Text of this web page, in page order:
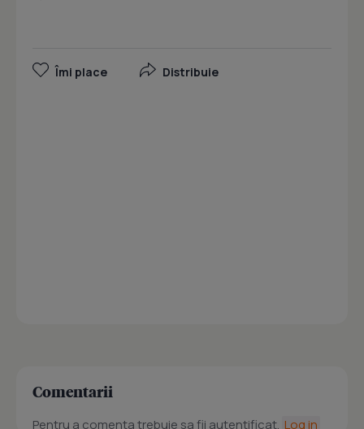
Îmi place Distribuie
Comentarii
Pentru a comenta trebuie sa fii autentificat. Log in